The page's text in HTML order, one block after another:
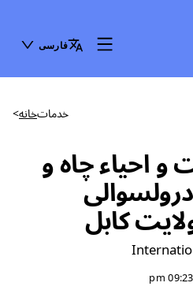
فارسی
خانه> خدمات
احیاء چاه و
کابل